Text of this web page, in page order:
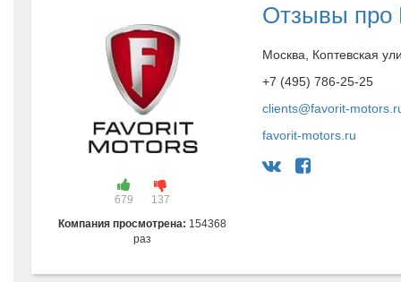
679
137
Компания просмотрена: 154368
раз
Отзывы про
Москва, Коптевская
+7 (495) 786-25-25
clients@favorit-
favorit-motors.ru